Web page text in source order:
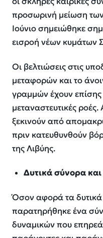
προσωρινή μείωση
Ιούνιο σημειώθηκε
εισροή νέων
Οι βελτιώσεις στις
μεταφορών και το
γραμμών έχουν επίσης
μεταναστευτικές
ξεκινούν από
πριν κατευθυνθούν
της Λιβύης.
Δυτικά σύνορα
Όσον αφορά τα δυτικά
παρατηρήθηκε ένα
δυναμικών που